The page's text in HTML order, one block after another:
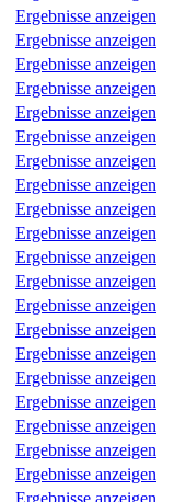
Ergebnisse anzeigen
Ergebnisse anzeigen
Ergebnisse anzeigen
Ergebnisse anzeigen
Ergebnisse anzeigen
Ergebnisse anzeigen
Ergebnisse anzeigen
Ergebnisse anzeigen
Ergebnisse anzeigen
Ergebnisse anzeigen
Ergebnisse anzeigen
Ergebnisse anzeigen
Ergebnisse anzeigen
Ergebnisse anzeigen
Ergebnisse anzeigen
Ergebnisse anzeigen
Ergebnisse anzeigen
Ergebnisse anzeigen
Ergebnisse anzeigen
Ergebnisse anzeigen
Ergebnisse anzeigen